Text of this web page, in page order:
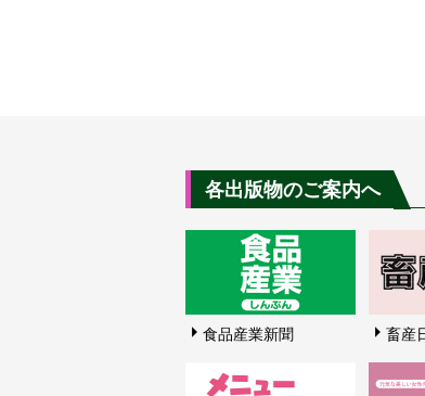
各出版物のご案内へ
食品産業新聞 畜産